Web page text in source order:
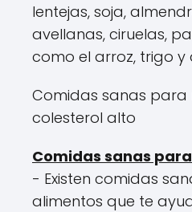
lentejas, soja,
avellanas, ciruelas,
como el arroz, trigo y
Comidas sanas para
colesterol alto
Comidas sanas
- Existen comidas
alimentos que te